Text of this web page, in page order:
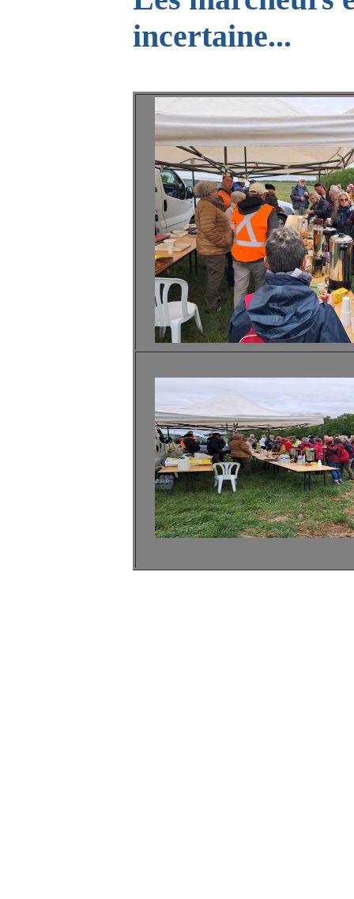
incertaine...